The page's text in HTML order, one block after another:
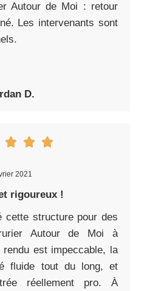
Autour de Moi : retour
Les intervenants sont
D.
2021
rigoureux !
cette structure pour des
Autour de Moi à
rendu est impeccable, la
fluide tout du long, et
réellement pro. À